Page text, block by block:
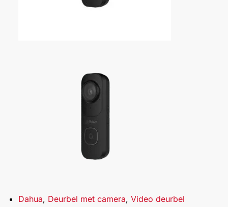
Dahua, Deurbel met camera, Video deurbel